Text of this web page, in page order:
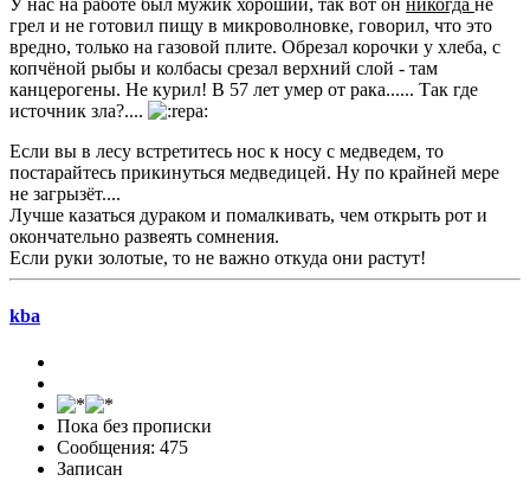
грел и не готовил пищу в микроволновке, говорил, что это
вредно, только на газовой плите. Обрезал корочки у хлеба, с
копчёной рыбы и колбасы срезал верхний слой - там
канцерогены. Не курил! В 57 лет умер от рака...... Так где
источник зла?....
Если вы в лесу встретитесь нос к носу с медведем, то
постарайтесь прикинуться медведицей. Ну по крайней мере
не загрызёт....
Лучше казаться дураком и помалкивать, чем открыть рот и
окончательно развеять сомнения.
Если руки золотые, то не важно откуда они растут!
kba
Пока без прописки
Сообщения: 475
Записан